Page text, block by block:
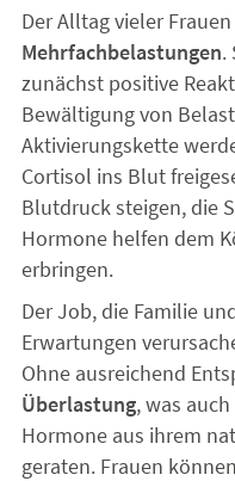
Der Alltag vieler
Mehrfachbelastungen.
zunächst positive
Bewältigung von
Aktivierungskette
Cortisol ins Blut
Blutdruck steigen, die
Hormone helfen dem
erbringen.
Der Job, die Familie
Erwartungen
Ohne ausreichend
Überlastung, was
Hormone aus ihrem
geraten. Frauen